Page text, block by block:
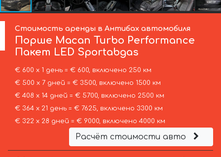
Стоимость аренды в Антибах автомобиля
Порше Macan Turbo Performance
Пакет LED Sportabgas
€ 600 х 1 день = € 600, включено 250 км
€ 500 х 7 дней = € 3500, включено 1500 км
€ 408 х 14 дней = € 5700, включено 2500 км
€ 364 х 21 день = € 7625, включено 3300 км
€ 322 х 28 дней = € 9000, включено 4000 км
Расчёт стоимости авто